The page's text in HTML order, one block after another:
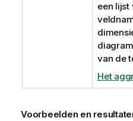
een lijst
van de
Het
Voorbeelden en